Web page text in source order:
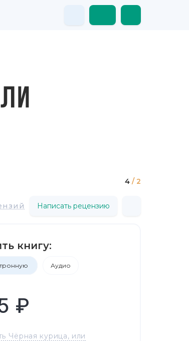
4 / 2
Написать рецензию
книгу:
Аудио
₽
Чёрная курица, или